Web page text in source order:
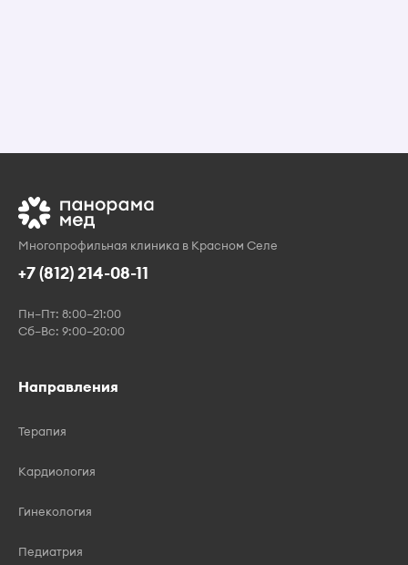
Многопрофильная клиника в Красном Селе
+7 (812) 214-08-11
Пн–Пт: 8:00–21:00
Сб–Вс: 9:00–20:00
Направления
Терапия
Кардиология
Гинекология
Педиатрия